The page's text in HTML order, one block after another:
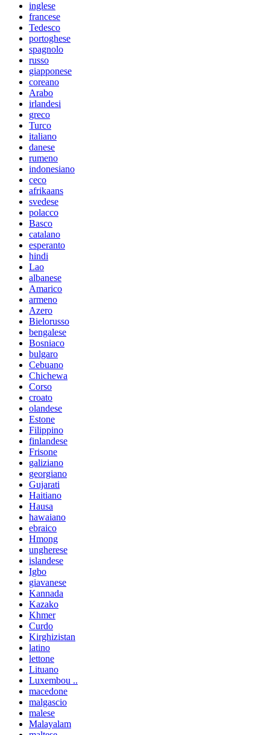
inglese
francese
Tedesco
portoghese
spagnolo
russo
giapponese
coreano
Arabo
irlandesi
greco
Turco
italiano
danese
rumeno
indonesiano
ceco
afrikaans
svedese
polacco
Basco
catalano
esperanto
hindi
Lao
albanese
Amarico
armeno
Azero
Bielorusso
bengalese
Bosniaco
bulgaro
Cebuano
Chichewa
Corso
croato
olandese
Estone
Filippino
finlandese
Frisone
galiziano
georgiano
Gujarati
Haitiano
Hausa
hawaiano
ebraico
Hmong
ungherese
islandese
Igbo
giavanese
Kannada
Kazako
Khmer
Curdo
Kirghizistan
latino
lettone
Lituano
Luxembou ..
macedone
malgascio
malese
Malayalam